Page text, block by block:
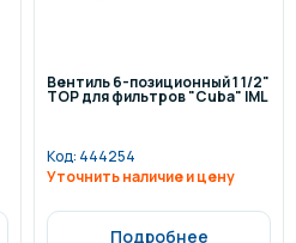
Вентиль 6-позиционный 1 1/2"
TOP для фильтров "Cuba" IML
Код: 444254
Уточнить наличие и цену
Подробнее